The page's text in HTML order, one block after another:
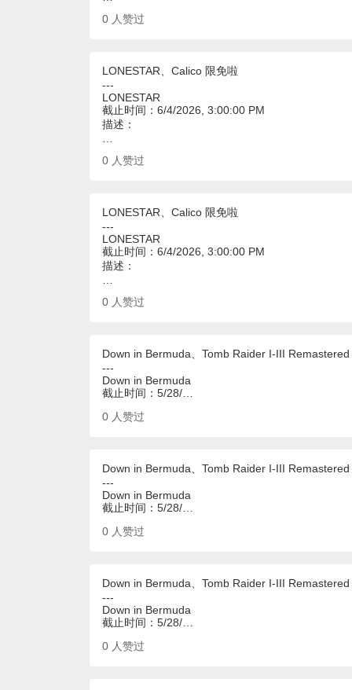
0 人赞过
LONESTAR、Calico 限免啦
---
LONESTAR
截止时间：6/4/2026, 3:00:00 PM
描述：
0 人赞过
LONESTAR、Calico 限免啦
---
LONESTAR
截止时间：6/4/2026, 3:00:00 PM
描述：
0 人赞过
Down in Bermuda、Tomb Raider I-III
---
Down in Bermuda
截止时间：5/28/…
0 人赞过
Down in Bermuda、Tomb Raider I-III
---
Down in Bermuda
截止时间：5/28/…
0 人赞过
Down in Bermuda、Tomb Raider I-III
---
Down in Bermuda
截止时间：5/28/…
0 人赞过